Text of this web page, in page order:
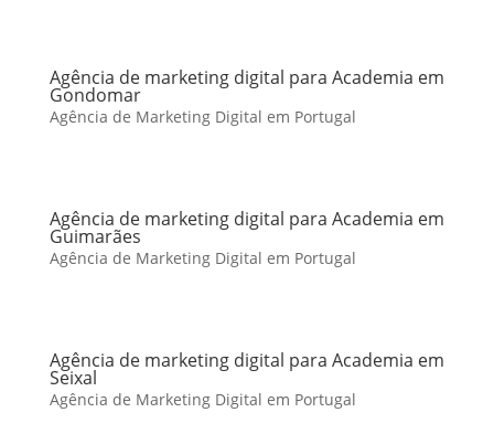
Agência de marketing digital para Academia em
Gondomar
Agência de Marketing Digital em Portugal
Agência de marketing digital para Academia em
Guimarães
Agência de Marketing Digital em Portugal
Agência de marketing digital para Academia em
Seixal
Agência de Marketing Digital em Portugal